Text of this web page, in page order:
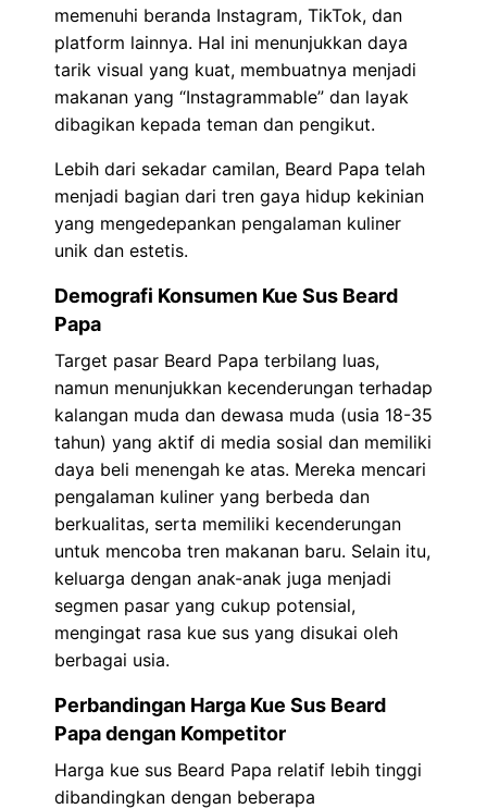
memenuhi beranda Instagram, TikTok, dan
platform lainnya. Hal ini menunjukkan daya
tarik visual yang kuat, membuatnya menjadi
makanan yang “Instagrammable” dan layak
dibagikan kepada teman dan pengikut.
Lebih dari sekadar camilan, Beard Papa telah
menjadi bagian dari tren gaya hidup kekinian
yang mengedepankan pengalaman kuliner
unik dan estetis.
Demografi Konsumen Kue Sus Beard
Papa
Target pasar Beard Papa terbilang luas,
namun menunjukkan kecenderungan terhadap
kalangan muda dan dewasa muda (usia 18-35
tahun) yang aktif di media sosial dan memiliki
daya beli menengah ke atas. Mereka mencari
pengalaman kuliner yang berbeda dan
berkualitas, serta memiliki kecenderungan
untuk mencoba tren makanan baru. Selain itu,
keluarga dengan anak-anak juga menjadi
segmen pasar yang cukup potensial,
mengingat rasa kue sus yang disukai oleh
berbagai usia.
Perbandingan Harga Kue Sus Beard
Papa dengan Kompetitor
Harga kue sus Beard Papa relatif lebih tinggi
dibandingkan dengan beberapa